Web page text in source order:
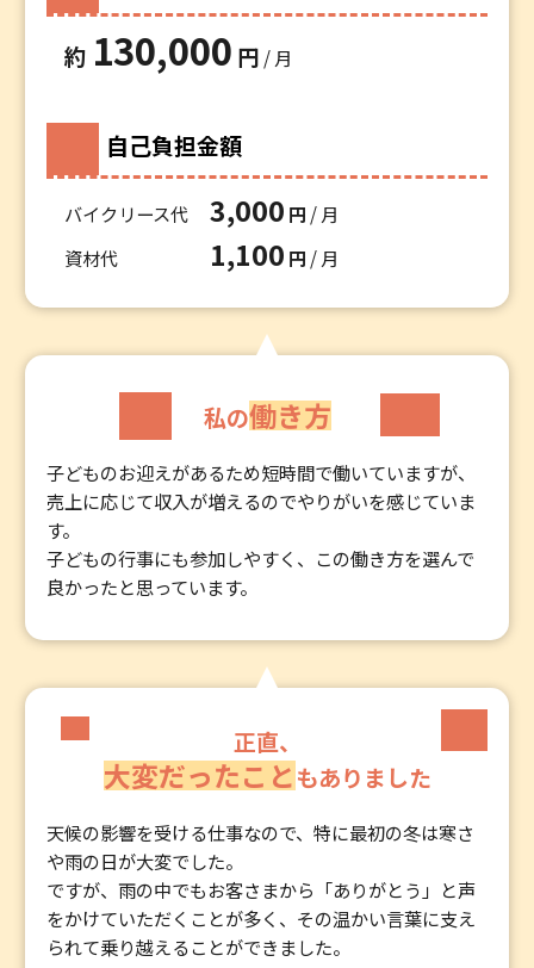
約 130,000 円 / 月
自己負担金額
バイクリース代 3,000 円 / 月
資材代
1,100 円 / 月
私の働き方
子どものお迎えがあるため短時間で働いていますが、
売上に応じて収入が増えるのでやりがいを感じていま
す。
子どもの行事にも参加しやすく、この働き方を選んで
良かったと思っています。
正直、
大変だったこともありました
天候の影響を受ける仕事なので、特に最初の冬は寒さ
や雨の日が大変でした。
ですが、雨の中でもお客さまから「ありがとう」と声
をかけていただくことが多く、その温かい言葉に支え
られて乗り越えることができました。